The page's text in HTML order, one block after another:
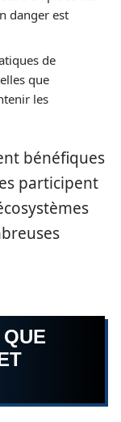
danger est
de
que
les
bénéfiques
participent